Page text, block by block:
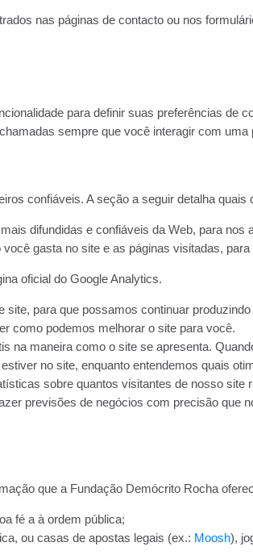
nas páginas de contacto ou nos
para definir suas preferências de
sempre que você interagir com uma
confiáveis. A seção a seguir detalha
difundidas e confiáveis ​​da Web, para
gasta no site e as páginas visitadas,
oficial do Google Analytics.
para que possamos continuar
como podemos melhorar o site para você.
na maneira como o site se apresenta.
no site, enquanto entendemos quais
sobre quantos visitantes de nosso
previsões de negócios com precisão que
que a Fundação Demócrito Rocha
fé a à ordem pública;
ou casas de apostas legais (ex.: Moosh),